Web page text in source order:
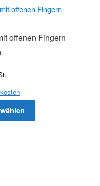
offenen Fingern